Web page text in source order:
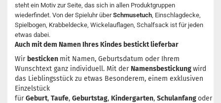
steht ein Motiv zur Seite, das sich in allen Produktgruppen
wiederfindet. Von der Spieluhr über Schmusetuch, Einschlagdecke,
Spielbogen, Krabbeldecke, Wickelauflagen, Schalfsack ist für jeden
etwas dabei.
Auch mit dem Namen Ihres Kindes bestickt lieferbar
Wir besticken mit Namen, Geburtsdatum oder Ihrem
Wunschtext ganz individuell. Mit der Namensbestickungwird
das Lieblingsstück zu etwas Besonderem, einem exklusiven
Einzelstück
fürGeburt, Taufe, Geburtstag, Kindergarten, Schulanfangoder